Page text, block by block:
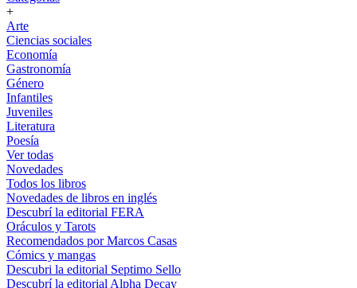
+
Arte
Ciencias sociales
Economía
Gastronomía
Género
Infantiles
Juveniles
Literatura
Poesía
Ver todas
Novedades
Todos los libros
Novedades de libros en inglés
Descubrí la editorial FERA
Oráculos y Tarots
Recomendados por Marcos Casas
Cómics y mangas
Descubri la editorial Septimo Sello
Descubrí la editorial Alpha Decay